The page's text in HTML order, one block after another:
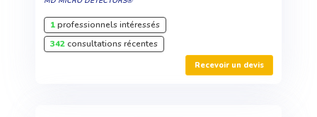
1professionnels intéressés
342consultations récentes
Recevoir un devis